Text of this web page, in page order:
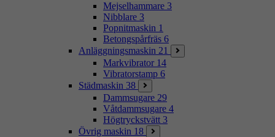
Mejselhammare 3
Nibblare 3
Popnitmaskin 1
Betongspårfräs 6
Anläggningsmaskin 21
Markvibrator 14
Vibratorstamp 6
Städmaskin 38
Dammsugare 29
Våtdammsugare 4
Högtryckstvätt 3
Övrig maskin 18